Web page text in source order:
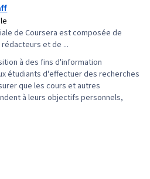
Front-End), Conception de sites
React.js, HTML et CSS, Serveurs
Web, Développement Web
Outils de développement web,
de sites web, Interface utilisateur
Développement Web,
Web complet, Figma (logiciel
de Coursera est composée de
et de ...
à des fins d'information
étudiants d'effectuer des recherches
que les cours et autres
à leurs objectifs personnels,